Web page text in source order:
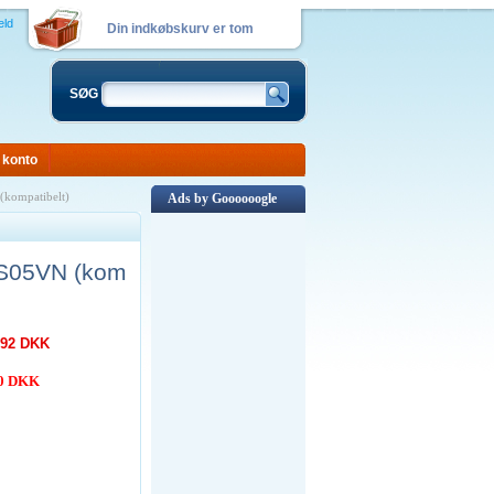
Din indkøbskurv er tom
SØG
konto
(kom
DKK
DKK
Ads by Goooooogle